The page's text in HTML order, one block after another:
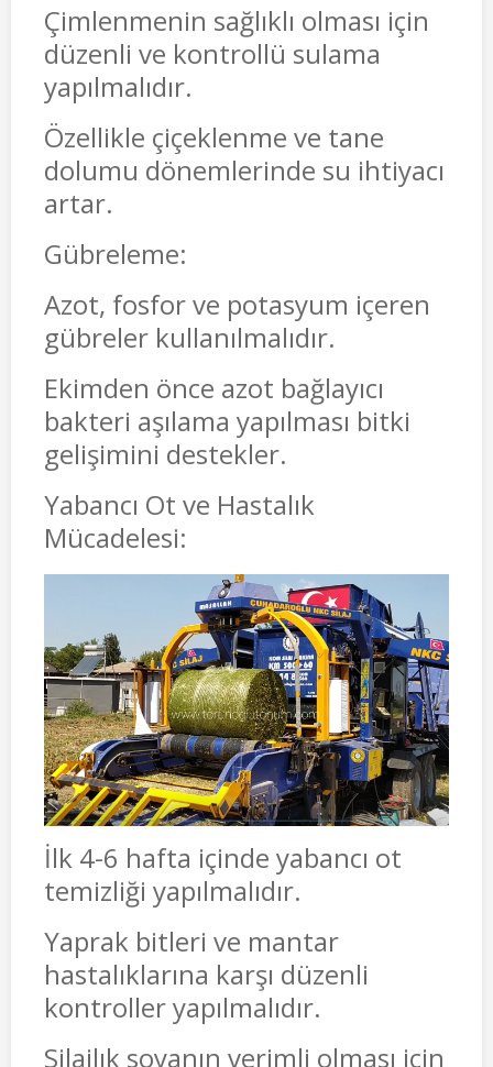
Çimlenmenin sağlıklı olması için
düzenli ve kontrollü sulama
yapılmalıdır.
Özellikle çiçeklenme ve tane
dolumu dönemlerinde su ihtiyacı
artar.
Gübreleme:
Azot, fosfor ve potasyum içeren
gübreler kullanılmalıdır.
Ekimden önce azot bağlayıcı
bakteri aşılama yapılması bitki
gelişimini destekler.
Yabancı Ot ve Hastalık
Mücadelesi:
İlk 4-6 hafta içinde yabancı ot
temizliği yapılmalıdır.
Yaprak bitleri ve mantar
hastalıklarına karşı düzenli
kontroller yapılmalıdır.
Silajlık soyanın verimli olması için